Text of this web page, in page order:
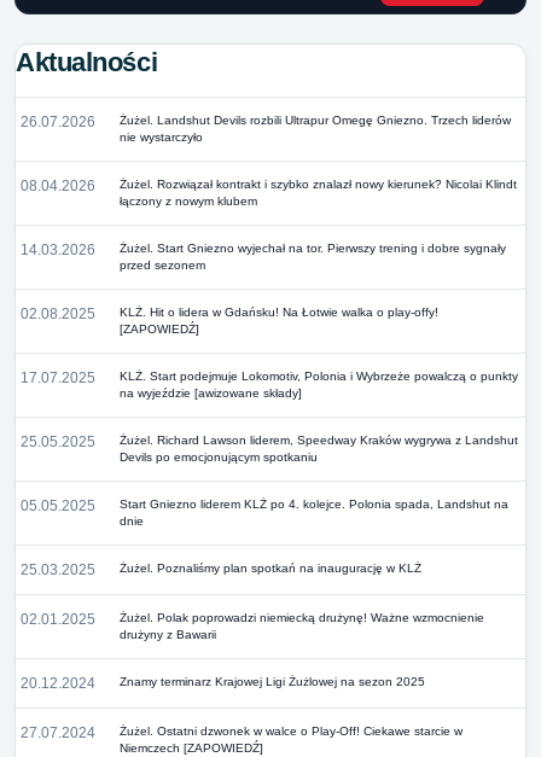
Aktualności
26.07.2026
Żużel. Landshut Devils rozbili Ultrapur Omegę Gniezno. Trzech liderów
nie wystarczyło
08.04.2026
Żużel. Rozwiązał kontrakt i szybko znalazł nowy kierunek? Nicolai Klindt
łączony z nowym klubem
14.03.2026
Żużel. Start Gniezno wyjechał na tor. Pierwszy trening i dobre sygnały
przed sezonem
02.08.2025
KLŻ. Hit o lidera w Gdańsku! Na Łotwie walka o play-offy!
[ZAPOWIEDŹ]
17.07.2025
KLŻ. Start podejmuje Lokomotiv, Polonia i Wybrzeże powalczą o punkty
na wyjeździe [awizowane składy]
25.05.2025
Żużel. Richard Lawson liderem, Speedway Kraków wygrywa z Landshut
Devils po emocjonującym spotkaniu
05.05.2025
Start Gniezno liderem KLŻ po 4. kolejce. Polonia spada, Landshut na
dnie
25.03.2025 Żużel. Poznaliśmy plan spotkań na inaugurację w KLŻ
02.01.2025
Żużel. Polak poprowadzi niemiecką drużynę! Ważne wzmocnienie
drużyny z Bawarii
20.12.2024 Znamy terminarz Krajowej Ligi Żużlowej na sezon 2025
27.07.2024
Żużel. Ostatni dzwonek w walce o Play-Off! Ciekawe starcie w
Niemczech [ZAPOWIEDŹ]